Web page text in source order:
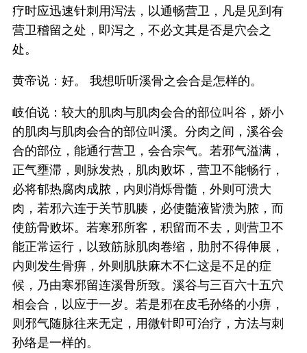
疗时应迅速针刺用泻法，以通畅营卫，凡是见到有
营卫稽留之处，即泻之，不必文其是否是穴会之
处。
黄帝说：好。 我想听听溪骨之会合是怎样的。
岐伯说：较大的肌肉与肌肉会合的部位叫谷，娇小
的肌肉与肌肉会合的部位叫溪。分肉之间，溪谷会
合的部位，能通行营卫，会合宗气。若邪气溢满，
正气壅滞，则脉发热，肌肉败坏，营卫不能畅行，
必将郁热腐肉成脓，内则消烁骨髓，外则可溃大
肉，若邪六连于关节肌腠，必使髓液皆溃为脓，而
使筋骨败坏。若寒邪所客，积留而不去，则营卫不
能正常运行，以致筋脉肌肉卷缩，肋肘不得伸展，
内则发生骨痹，外则肌肤麻木不仁这是不足的症
候，乃由寒邪留连溪骨所致。溪谷与三百六十五穴
相会合，以应于一岁。若是邪在皮毛孙络的小痹，
则邪气随脉往来无定，用微针即可治疗，方法与刺
孙络是一样的。